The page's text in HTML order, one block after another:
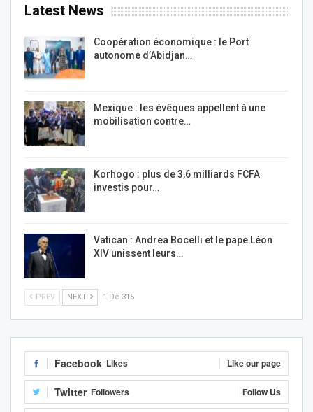
Latest News
Coopération économique : le Port
autonome d’Abidjan…
Mexique : les évêques appellent à une
mobilisation contre…
Korhogo : plus de 3,6 milliards FCFA
investis pour…
Vatican : Andrea Bocelli et le pape Léon
XIV unissent leurs…
PREV NEXT 1 De 315
Facebook Likes Like our page
Twitter Followers Follow Us